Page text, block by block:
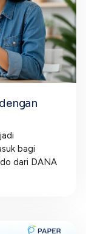
bagi
dari DANA